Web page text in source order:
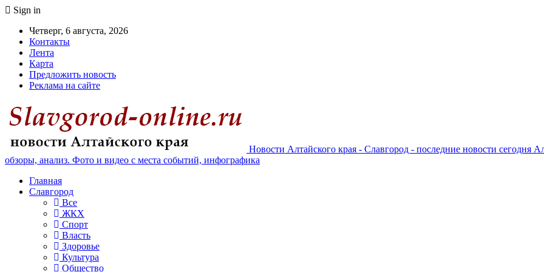
Sign in
Четверг, 6 августа, 2026
Контакты
Лента
Карта
Предложить новость
Реклама на сайте
Новости Алтайского края - Славгород - последние новости сегодня
обзоры, анализ. Фото и видео с места событий, инфографика
Главная
Славгород
Все
ЖКХ
Спорт
Власть
Здоровье
Культура
Общество